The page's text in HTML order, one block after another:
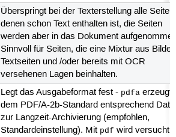
Überspringt bei der Texterstellung alle
denen schon Text enthalten ist, die Seiten
werden aber in das Dokument
Sinnvoll für Seiten, die eine Mixtur aus
Textseiten und /oder bereits mit OCR
versehenen Lagen beinhalten.
Legt das Ausgabeformat fest - pdfa erzeugt
dem PDF/A-2b-Standard entsprechend
zur Langzeit-Archivierung (empfohlen,
Standardeinstellung). Mit pdf wird versucht,